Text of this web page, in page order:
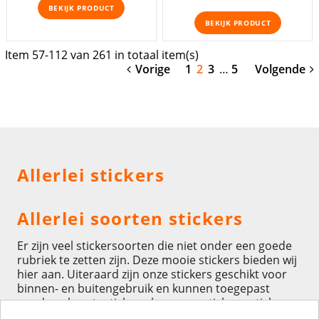
BEKIJK PRODUCT
BEKIJK PRODUCT
Item 57-112 van 261 in totaal item(s)
Vorige
1 2 3 … 5 Volgende
Allerlei stickers
Allerlei soorten stickers
Er zijn veel stickersoorten die niet onder een goede
rubriek te zetten zijn. Deze mooie stickers bieden wij
hier aan. Uiteraard zijn onze stickers geschikt voor
binnen- en buitengebruik en kunnen toegepast
worden als autostickers, brommerstickers,stickers